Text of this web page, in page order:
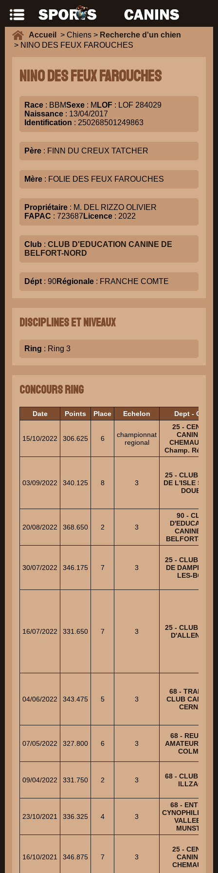
Accueil > Chiens > Recherche d'un chien
> NINO DES FEUX FAROUCHES
NINO DES FEUX FAROUCHES
Race : BBMSexe : M LOF : LOF 284029
Naissance : 13/04/2017
Identification : 250268501249863
Père : FINN DU CREUX TATCHER
Mère : FOLIE DES FEUX FAROUCHES
Propriétaire : M. DEL RIZZO OLIVIER
FAPAC : 723687 Licence : 2022
Club : CLUB D'EDUCATION CANINE DE
BELFORT-NORD
Dépt : 90Régionale : FRANCHE COMTE
Disciplines et niveaux
Ring : Ring 3
Concours Ring
Date Points Place Echelon Dept - Club
15/10/2022 306.625 6
championnat
regional
25 - CENTRE
CANIN DE
CHEMAUDIN –
Champ.
03/09/2022 340.125 8 3
25 - CLUB
DE L'ISLE SUR
DOUBS
20/08/2022 368.650 2 3
90 - CLUB
D'EDUCATION
CANINE DE
BELFORT-
30/07/2022 346.175 7 3
25 - CLUB
DE
LES-BOIS
16/07/2022 331.650 7 3
25 - CLUB
D'ALLENJOIE
04/06/2022 343.475 5 3
68 - TRAINING
CLUB CANIN
CERNAY
07/05/2022 327.800 6 3
68 - REUNION
AMATEUR
COLMAR
09/04/2022 331.750 2 3
68 - CLUB
ILLZACH
23/10/2021 336.325 4 3
68 - ENTENTE
CYNOPHILE DE
VALLEE DE
MUNSTER
16/10/2021 346.875 7 3
25 - CENTRE
CANIN DE
CHEMAUDIN